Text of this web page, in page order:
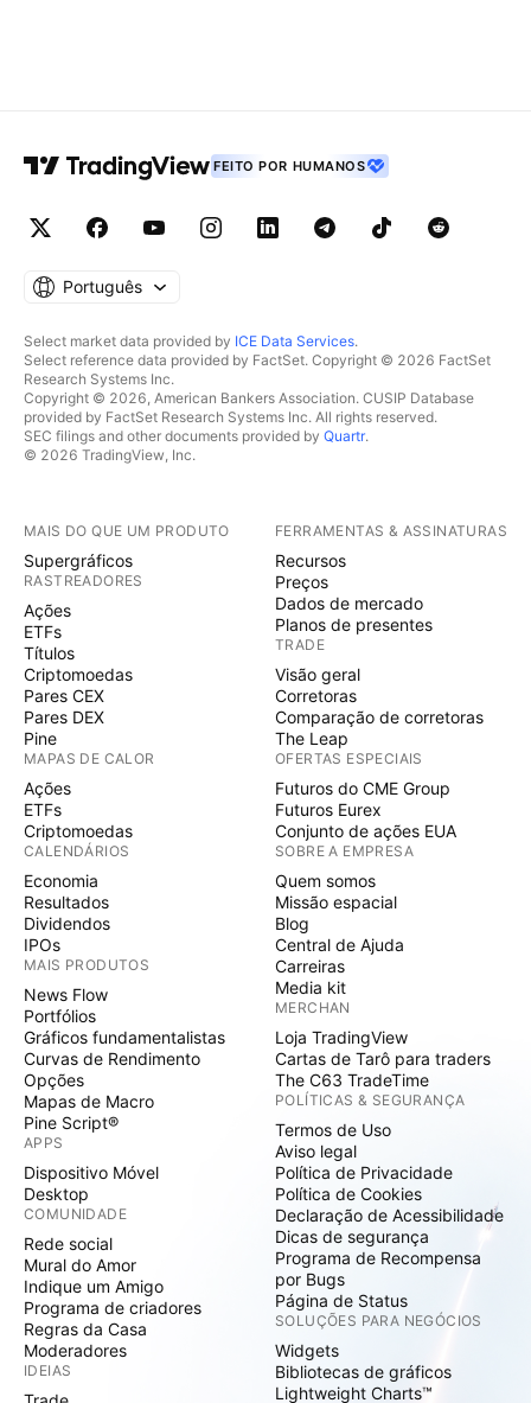
FEITO POR HUMANOS
Português
Select market data provided by ICE Data Services.
Select reference data provided by FactSet. Copyright © 2026 FactSet
Research Systems Inc.
Copyright © 2026, American Bankers Association. CUSIP Database
provided by FactSet Research Systems Inc. All rights reserved.
SEC filings and other documents provided by Quartr.
© 2026 TradingView, Inc.
MAIS DO QUE UM PRODUTO
Supergráficos
RASTREADORES
Ações
ETFs
Títulos
Criptomoedas
Pares CEX
Pares DEX
Pine
MAPAS DE CALOR
Ações
ETFs
Criptomoedas
CALENDÁRIOS
Economia
Resultados
Dividendos
IPOs
MAIS PRODUTOS
News Flow
Portfólios
Gráficos fundamentalistas
Curvas de Rendimento
Opções
Mapas de Macro
Pine Script®
APPS
Dispositivo Móvel
Desktop
COMUNIDADE
Rede social
Mural do Amor
Indique um Amigo
Programa de criadores
Regras da Casa
Moderadores
IDEIAS
FERRAMENTAS & ASSINATURAS
Recursos
Preços
Dados de mercado
Planos de presentes
TRADE
Visão geral
Corretoras
Comparação de corretoras
The Leap
OFERTAS ESPECIAIS
Futuros do CME Group
Futuros Eurex
Conjunto de ações EUA
SOBRE A EMPRESA
Quem somos
Missão espacial
Blog
Central de Ajuda
Carreiras
Media kit
MERCHAN
Loja TradingView
Cartas de Tarô para traders
The C63 TradeTime
POLÍTICAS & SEGURANÇA
Termos de Uso
Aviso legal
Política de Privacidade
Política de Cookies
Declaração de Acessibilidade
Dicas de segurança
Programa de Recompensa
por Bugs
Página de Status
SOLUÇÕES PARA NEGÓCIOS
Widgets
Bibliotecas de gráficos
Lightweight Charts™